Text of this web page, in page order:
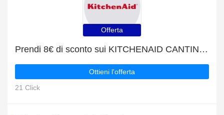
Offerta
Prendi 8€ di sconto sui KITCHENAID CANTINA VINI 45 CM KCBWX 45600 e molto altro
Ottieni l'offerta
21 Click